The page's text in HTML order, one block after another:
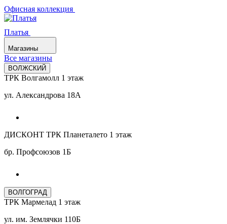
Офисная коллекция
Платья
Магазины
Все магазины
ВОЛЖСКИЙ
ТРК Волгамолл 1 этаж
ул. Александрова 18А
ДИСКОНТ ТРК Планеталето 1 этаж
бр. Профсоюзов 1Б
ВОЛГОГРАД
ТРК Мармелад 1 этаж
ул. им. Землячки 110Б